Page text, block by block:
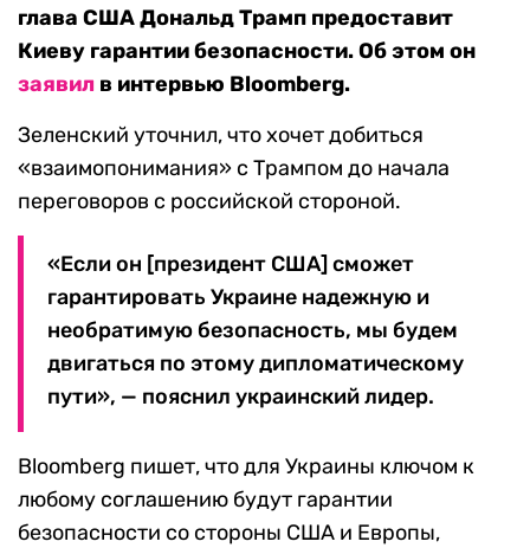
глава США Дональд Трамп предоставит
Киеву гарантии безопасности. Об этом он
заявил в интервью Bloomberg.
Зеленский уточнил, что хочет добиться
«взаимопонимания» с Трампом до начала
переговоров с российской стороной.
«Если он [президент США] сможет
гарантировать Украине надежную и
необратимую безопасность, мы будем
двигаться по этому дипломатическому
пути», — пояснил украинский лидер.
Bloomberg пишет, что для Украины ключом к
любому соглашению будут гарантии
безопасности со стороны США и Европы,